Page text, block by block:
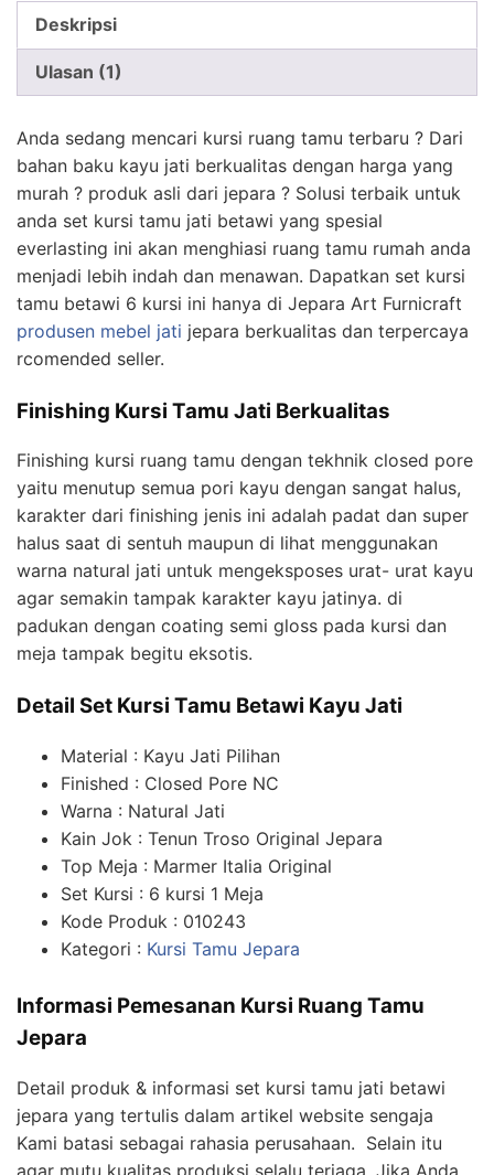
Deskripsi
Ulasan (1)
Anda sedang mencari kursi ruang tamu terbaru ? Dari
bahan baku kayu jati berkualitas dengan harga yang
murah ? produk asli dari jepara ? Solusi terbaik untuk
anda set kursi tamu jati betawi yang spesial
everlasting ini akan menghiasi ruang tamu rumah anda
menjadi lebih indah dan menawan. Dapatkan set kursi
tamu betawi 6 kursi ini hanya di Jepara Art Furnicraft
produsen mebel jati jepara berkualitas dan terpercaya
rcomended seller.
Finishing Kursi Tamu Jati Berkualitas
Finishing kursi ruang tamu dengan tekhnik closed pore
yaitu menutup semua pori kayu dengan sangat halus,
karakter dari finishing jenis ini adalah padat dan super
halus saat di sentuh maupun di lihat menggunakan
warna natural jati untuk mengeksposes urat- urat kayu
agar semakin tampak karakter kayu jatinya. di
padukan dengan coating semi gloss pada kursi dan
meja tampak begitu eksotis.
Detail Set Kursi Tamu Betawi Kayu Jati
Material : Kayu Jati Pilihan
Finished : Closed Pore NC
Warna : Natural Jati
Kain Jok : Tenun Troso Original Jepara
Top Meja : Marmer Italia Original
Set Kursi : 6 kursi 1 Meja
Kode Produk : 010243
Kategori : Kursi Tamu Jepara
Informasi Pemesanan Kursi Ruang Tamu
Jepara
Detail produk & informasi set kursi tamu jati betawi
jepara yang tertulis dalam artikel website sengaja
Kami batasi sebagai rahasia perusahaan. Selain itu
agar mutu kualitas produksi selalu terjaga. Jika Anda